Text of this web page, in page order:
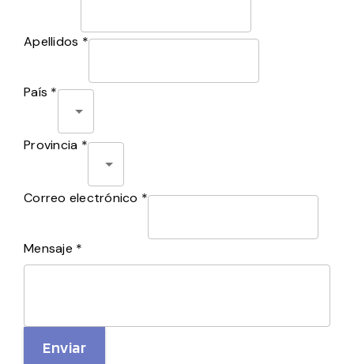
Apellidos *
País *
Provincia *
Correo electrónico *
Mensaje *
Enviar